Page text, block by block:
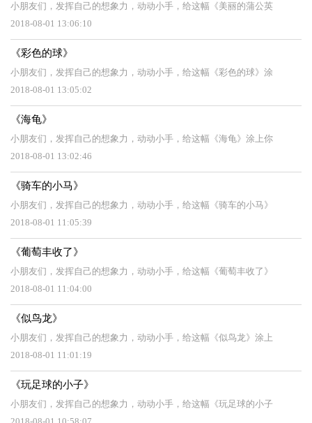
小朋友们，发挥自己的想象力，动动小手，给这幅《美丽的蒲公英
2018-08-01 13:06:10
《彩色的球》
小朋友们，发挥自己的想象力，动动小手，给这幅《彩色的球》涂
2018-08-01 13:05:02
《海龟》
小朋友们，发挥自己的想象力，动动小手，给这幅《海龟》涂上你
2018-08-01 13:02:46
《骑车的小马》
小朋友们，发挥自己的想象力，动动小手，给这幅《骑车的小马》
2018-08-01 11:05:39
《葡萄丰收了》
小朋友们，发挥自己的想象力，动动小手，给这幅《葡萄丰收了》
2018-08-01 11:04:00
《似鸟龙》
小朋友们，发挥自己的想象力，动动小手，给这幅《似鸟龙》涂上
2018-08-01 11:01:19
《玩足球的小子》
小朋友们，发挥自己的想象力，动动小手，给这幅《玩足球的小子